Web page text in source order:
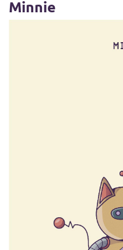
Minnie